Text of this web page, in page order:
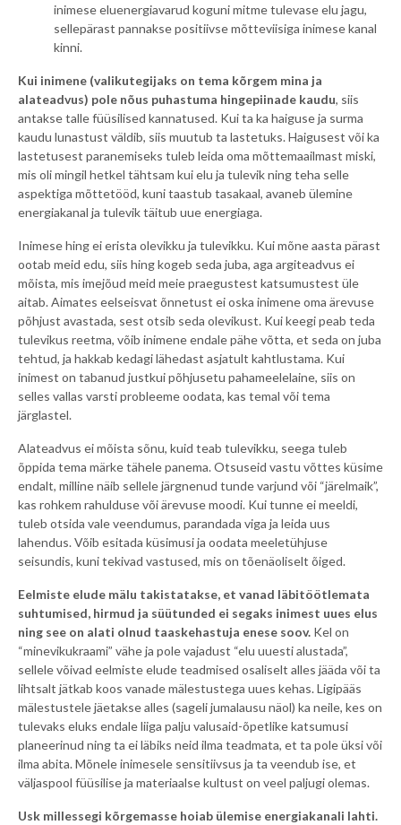
inimese eluenergiavarud koguni mitme tulevase elu jagu,
sellepärast pannakse positiivse mõtteviisiga inimese kanal
kinni.
Kui inimene (valikutegijaks on tema kõrgem mina ja
alateadvus) pole nõus puhastuma hingepiinade kaudu, siis
antakse talle füüsilised kannatused. Kui ta ka haiguse ja surma
kaudu lunastust väldib, siis muutub ta lastetuks. Haigusest või ka
lastetusest paranemiseks tuleb leida oma mõttemaailmast miski,
mis oli mingil hetkel tähtsam kui elu ja tulevik ning teha selle
aspektiga mõttetööd, kuni taastub tasakaal, avaneb ülemine
energiakanal ja tulevik täitub uue energiaga.
Inimese hing ei erista olevikku ja tulevikku. Kui mõne aasta pärast
ootab meid edu, siis hing kogeb seda juba, aga argiteadvus ei
mõista, mis imejõud meid meie praegustest katsumustest üle
aitab. Aimates eelseisvat õnnetust ei oska inimene oma ärevuse
põhjust avastada, sest otsib seda olevikust. Kui keegi peab teda
tulevikus reetma, võib inimene endale pähe võtta, et seda on juba
tehtud, ja hakkab kedagi lähedast asjatult kahtlustama. Kui
inimest on tabanud justkui põhjusetu pahameelelaine, siis on
selles vallas varsti probleeme oodata, kas temal või tema
järglastel.
Alateadvus ei mõista sõnu, kuid teab tulevikku, seega tuleb
õppida tema märke tähele panema. Otsuseid vastu võttes küsime
endalt, milline näib sellele järgnenud tunde varjund või “järelmaik”,
kas rohkem rahulduse või ärevuse moodi. Kui tunne ei meeldi,
tuleb otsida vale veendumus, parandada viga ja leida uus
lahendus. Võib esitada küsimusi ja oodata meeletühjuse
seisundis, kuni tekivad vastused, mis on tõenäoliselt õiged.
Eelmiste elude mälu takistatakse, et vanad läbitöötlemata
suhtumised, hirmud ja süütunded ei segaks inimest uues elus
ning see on alati olnud taaskehastuja enese soov. Kel on
“minevikukraami” vähe ja pole vajadust “elu uuesti alustada”,
sellele võivad eelmiste elude teadmised osaliselt alles jääda või ta
lihtsalt jätkab koos vanade mälestustega uues kehas. Ligipääs
mälestustele jäetakse alles (sageli jumalausu näol) ka neile, kes on
tulevaks eluks endale liiga palju valusaid-õpetlike katsumusi
planeerinud ning ta ei läbiks neid ilma teadmata, et ta pole üksi või
ilma abita. Mõnele inimesele sensitiivsus ja ta veendub ise, et
väljaspool füüsilise ja materiaalse kultust on veel paljugi olemas.
Usk millessegi kõrgemasse hoiab ülemise energiakanali lahti.